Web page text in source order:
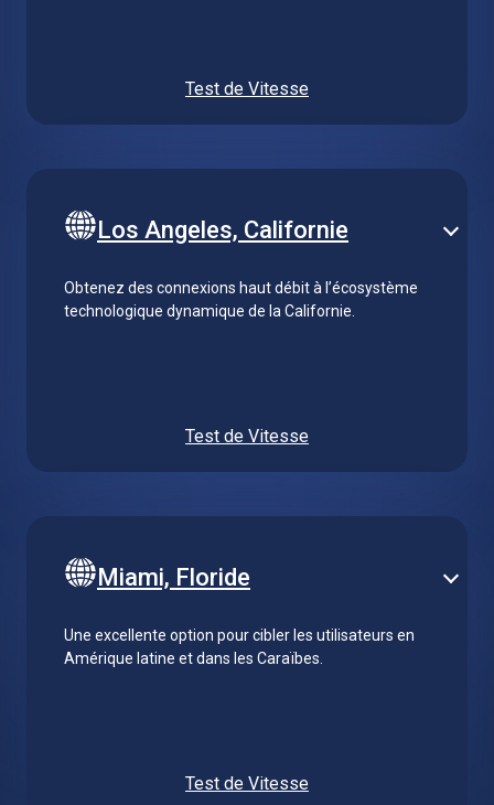
Test de Vitesse
Los Angeles, Californie
Obtenez des connexions haut débit à l’écosystème
technologique dynamique de la Californie.
Test de Vitesse
Miami, Floride
Une excellente option pour cibler les utilisateurs en
Amérique latine et dans les Caraïbes.
Test de Vitesse